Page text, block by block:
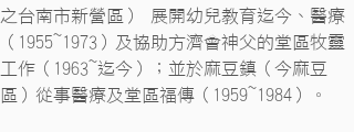
之台南市新營區） 展開幼兒教育迄今、醫療
（1955~1973）及協助方濟會神父的堂區牧靈
工作（1963~迄今）；並於麻豆鎮（今麻豆
區）從事醫療及堂區福傳（1959~1984）。